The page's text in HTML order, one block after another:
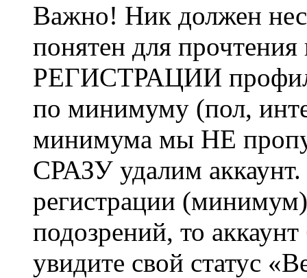
Важно! Ник должен
понятен для
РЕГИСТРАЦИИ профиль
по минимуму (пол,
минимума мы НЕ
СРАЗУ удалим
регистрации
подозрений, то
увидите свой статус